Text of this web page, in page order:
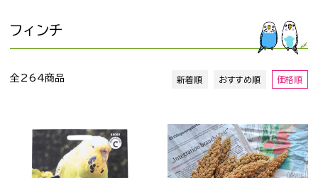
フィンチ
全264商品 新着順 おすすめ順 価格順